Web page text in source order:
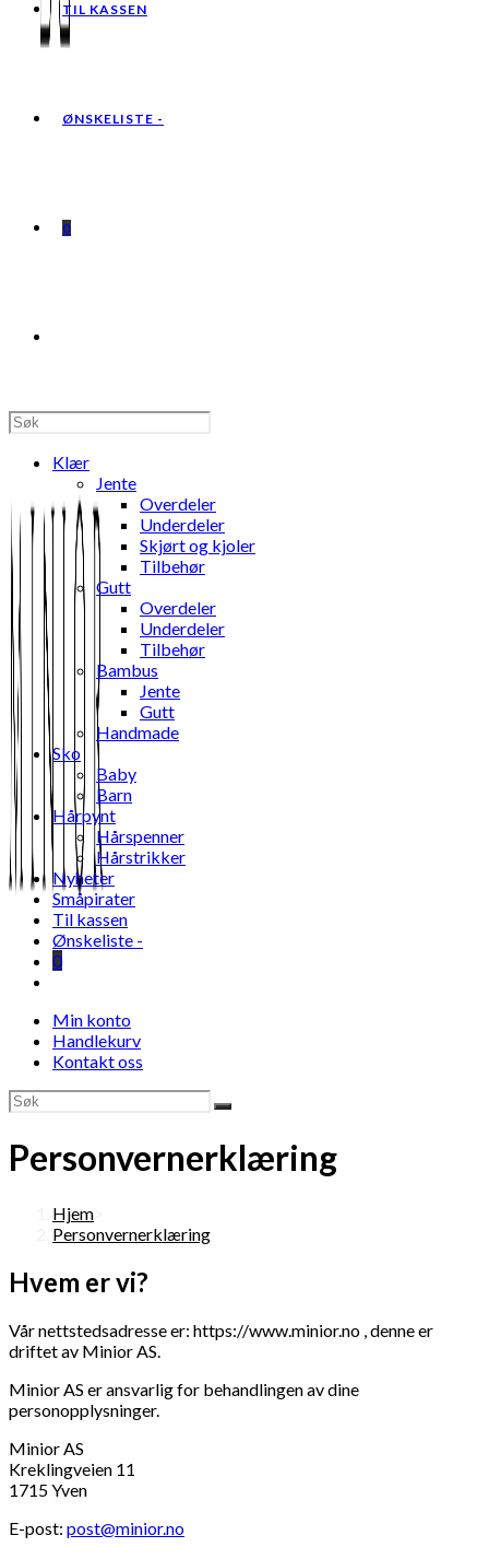
TIL KASSEN
ØNSKELISTE -
0
SEARCH
Klær
Jente
Overdeler
Underdeler
Skjørt og kjoler
Tilbehør
Gutt
Overdeler
Underdeler
Tilbehør
Bambus
Jente
Gutt
Handmade
Sko
Baby
Barn
Hårpynt
Hårspenner
Hårstrikker
Nyheter
Småpirater
Til kassen
Ønskeliste -
0
search
Min konto
Handlekurv
Kontakt oss
Personvernerklæring
Hjem
Personvernerklæring
Hvem er vi?
Vår nettstedsadresse er: https://www.minior.no , denne er
driftet av Minior AS.
Minior AS er ansvarlig for behandlingen av dine
personopplysninger.
Minior AS
Kreklingveien 11
1715 Yven
E-post: post@minior.no